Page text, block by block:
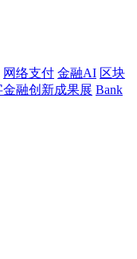
网络支付 金融AI 区块
融创新成果展 Bank